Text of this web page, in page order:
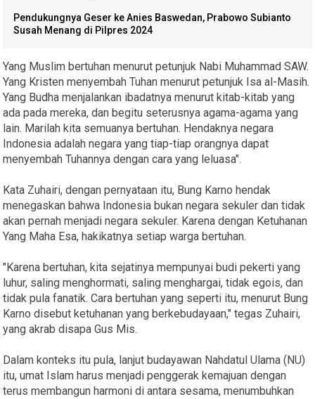
Pendukungnya Geser ke Anies Baswedan, Prabowo Subianto
Susah Menang di Pilpres 2024
Yang Muslim bertuhan menurut petunjuk Nabi Muhammad SAW.
Yang Kristen menyembah Tuhan menurut petunjuk Isa al-Masih.
Yang Budha menjalankan ibadatnya menurut kitab-kitab yang
ada pada mereka, dan begitu seterusnya agama-agama yang
lain. Marilah kita semuanya bertuhan. Hendaknya negara
Indonesia adalah negara yang tiap-tiap orangnya dapat
menyembah Tuhannya dengan cara yang leluasa".
Kata Zuhairi, dengan pernyataan itu, Bung Karno hendak
menegaskan bahwa Indonesia bukan negara sekuler dan tidak
akan pernah menjadi negara sekuler. Karena dengan Ketuhanan
Yang Maha Esa, hakikatnya setiap warga bertuhan.
"Karena bertuhan, kita sejatinya mempunyai budi pekerti yang
luhur, saling menghormati, saling menghargai, tidak egois, dan
tidak pula fanatik. Cara bertuhan yang seperti itu, menurut Bung
Karno disebut ketuhanan yang berkebudayaan," tegas Zuhairi,
yang akrab disapa Gus Mis.
Dalam konteks itu pula, lanjut budayawan Nahdatul Ulama (NU)
itu, umat Islam harus menjadi penggerak kemajuan dengan
terus membangun harmoni di antara sesama, menumbuhkan